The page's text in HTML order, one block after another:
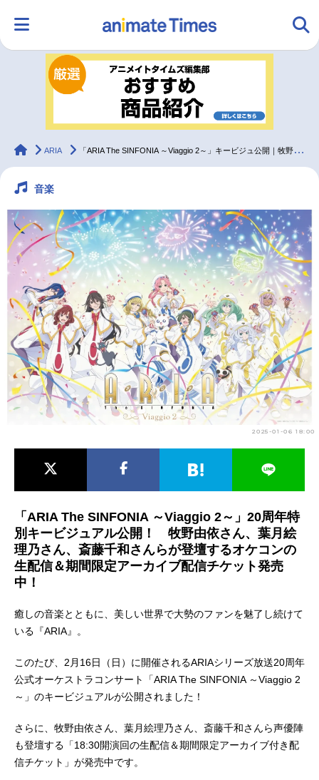
ランキング アニメ
ラジオ
2.5次元 配信・Vtuber トレンド 無料マンガ
最新記事一覧
アニメ記事一覧 声優記事一覧
アニメ映画一覧 実写化映画一覧
今期アニメ曜日別一覧
春アニメ 夏アニメ
男性声優/女性声優一覧
animateTimes
ARIA 「ARIA The SINFONIA ～Viaggio 2～」キービジュ公開｜牧野由依ら声優陣も登壇の生配信＆配信チケット発売
音楽
2025-01-06 18:00
「ARIA The SINFONIA ～Viaggio 2～」20周年特
別キービジュアル公開！ 牧野由依さん、葉月絵
理乃さん、斎藤千和さんらが登壇するオケコンの
生配信＆期間限定アーカイブ配信チケット発売
中！
癒しの音楽とともに、美しい世界で大勢のファンを魅了し続けて
いる『ARIA』。
このたび、2月16日（日）に開催されるARIAシリーズ放送20周年
公式オーケストラコンサート「ARIA The SINFONIA ～Viaggio 2
～」のキービジュアルが公開されました！
さらに、牧野由依さん、葉月絵理乃さん、斎藤千和さんら声優陣
も登壇する「18:30開演回の生配信＆期間限定アーカイブ付き配
信チケット」が発売中です。